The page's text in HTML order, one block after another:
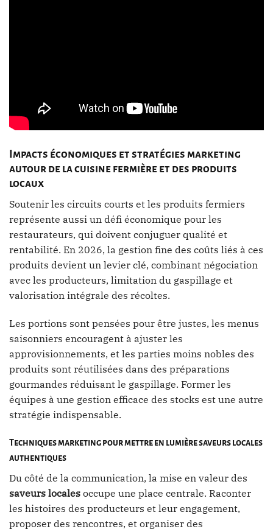
Impacts économiques et stratégies marketing
autour de la cuisine fermière et des produits
locaux
Soutenir les circuits courts et les produits fermiers
représente aussi un défi économique pour les
restaurateurs, qui doivent conjuguer qualité et
rentabilité. En 2026, la gestion fine des coûts liés à ces
produits devient un levier clé, combinant négociation
avec les producteurs, limitation du gaspillage et
valorisation intégrale des récoltes.
Les portions sont pensées pour être justes, les menus
saisonniers encouragent à ajuster les
approvisionnements, et les parties moins nobles des
produits sont réutilisées dans des préparations
gourmandes réduisant le gaspillage. Former les
équipes à une gestion efficace des stocks est une autre
stratégie indispensable.
Techniques marketing pour mettre en lumière saveurs locales
authentiques
Du côté de la communication, la mise en valeur des
saveurs locales occupe une place centrale. Raconter
les histoires des producteurs et leur engagement,
proposer des rencontres, et organiser des